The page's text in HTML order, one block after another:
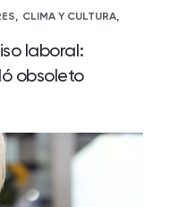
CLIMA Y CULTURA,
laboral:
obsoleto